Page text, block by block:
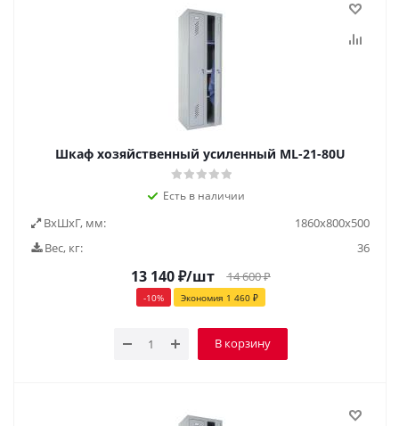
Шкаф хозяйственный усиленный ML-21-80U
Есть в наличии
ВxШxГ, мм:
1860х800х500
Вес, кг:
36
13 140₽/шт 14 600₽
-10% Экономия 1 460₽
В корзину